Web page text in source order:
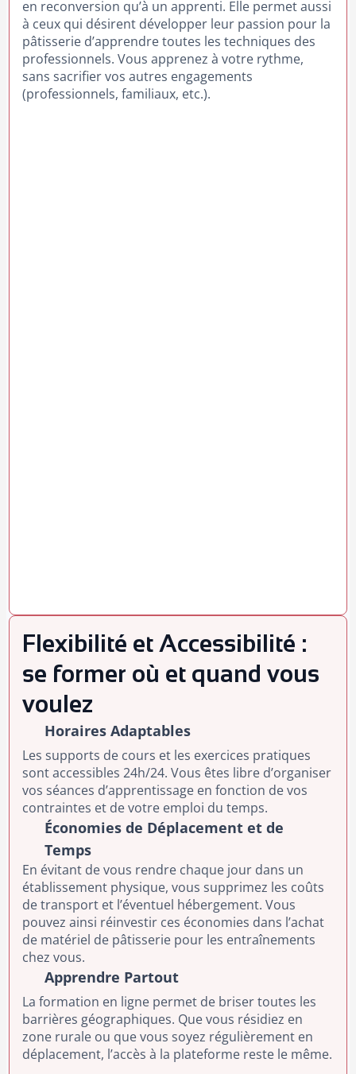
en reconversion qu’à un apprenti. Elle permet aussi
à ceux qui désirent développer leur passion pour la
pâtisserie d’apprendre toutes les techniques des
professionnels. Vous apprenez à votre rythme,
sans sacrifier vos autres engagements
(professionnels, familiaux, etc.).
Flexibilité et Accessibilité :
se former où et quand vous
voulez
Horaires Adaptables
Les supports de cours et les exercices pratiques
sont accessibles 24h/24. Vous êtes libre d’organiser
vos séances d’apprentissage en fonction de vos
contraintes et de votre emploi du temps.
Économies de Déplacement et de
Temps
En évitant de vous rendre chaque jour dans un
établissement physique, vous supprimez les coûts
de transport et l’éventuel hébergement. Vous
pouvez ainsi réinvestir ces économies dans l’achat
de matériel de pâtisserie pour les entraînements
chez vous.
Apprendre Partout
La formation en ligne permet de briser toutes les
barrières géographiques. Que vous résidiez en
zone rurale ou que vous soyez régulièrement en
déplacement, l’accès à la plateforme reste le même.